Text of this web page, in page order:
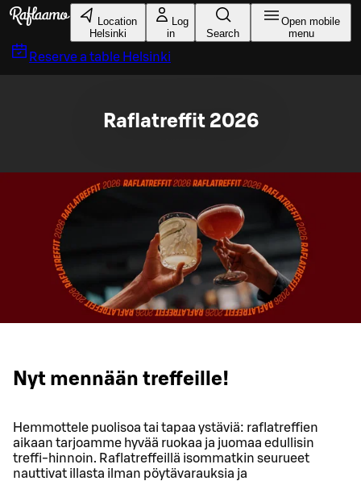
Skip to main content
Location
Helsinki
Log
in
Search
Open mobile
menu
Reserve a table Helsinki
Raflatreffit 2026
Nyt mennään treffeille!
Hemmottele puolisoa tai tapaa ystäviä: raflatreffien
aikaan tarjoamme hyvää ruokaa ja juomaa edullisin
treffi-hinnoin. Raflatreffeillä isommatkin seurueet
nauttivat illasta ilman pöytävarauksia ja